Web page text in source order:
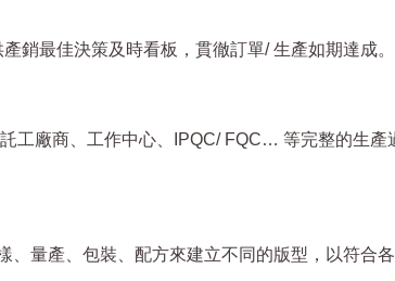
銷最佳決策及時看板，貫徹訂單/ 生產如期達成。
工廠商、工作中心、IPQC/ FQC… 等完整的生
量產、包裝、配方來建立不同的版型，以符合各